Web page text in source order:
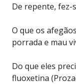
De repente, fez-
O que os
porrada e mau
Do que eles
fluoxetina